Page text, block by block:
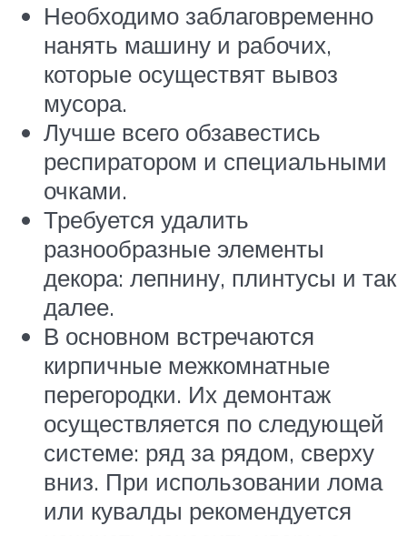
Необходимо заблаговременно
нанять машину и рабочих,
которые осуществят вывоз
мусора.
Лучше всего обзавестись
респиратором и специальными
очками.
Требуется удалить
разнообразные элементы
декора: лепнину, плинтусы и так
далее.
В основном встречаются
кирпичные межкомнатные
перегородки. Их демонтаж
осуществляется по следующей
системе: ряд за рядом, сверху
вниз. При использовании лома
или кувалды рекомендуется